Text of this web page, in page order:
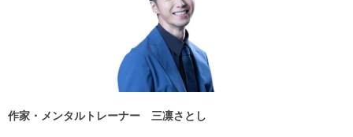
​​作家・メンタルトレーナー 三凛さとし